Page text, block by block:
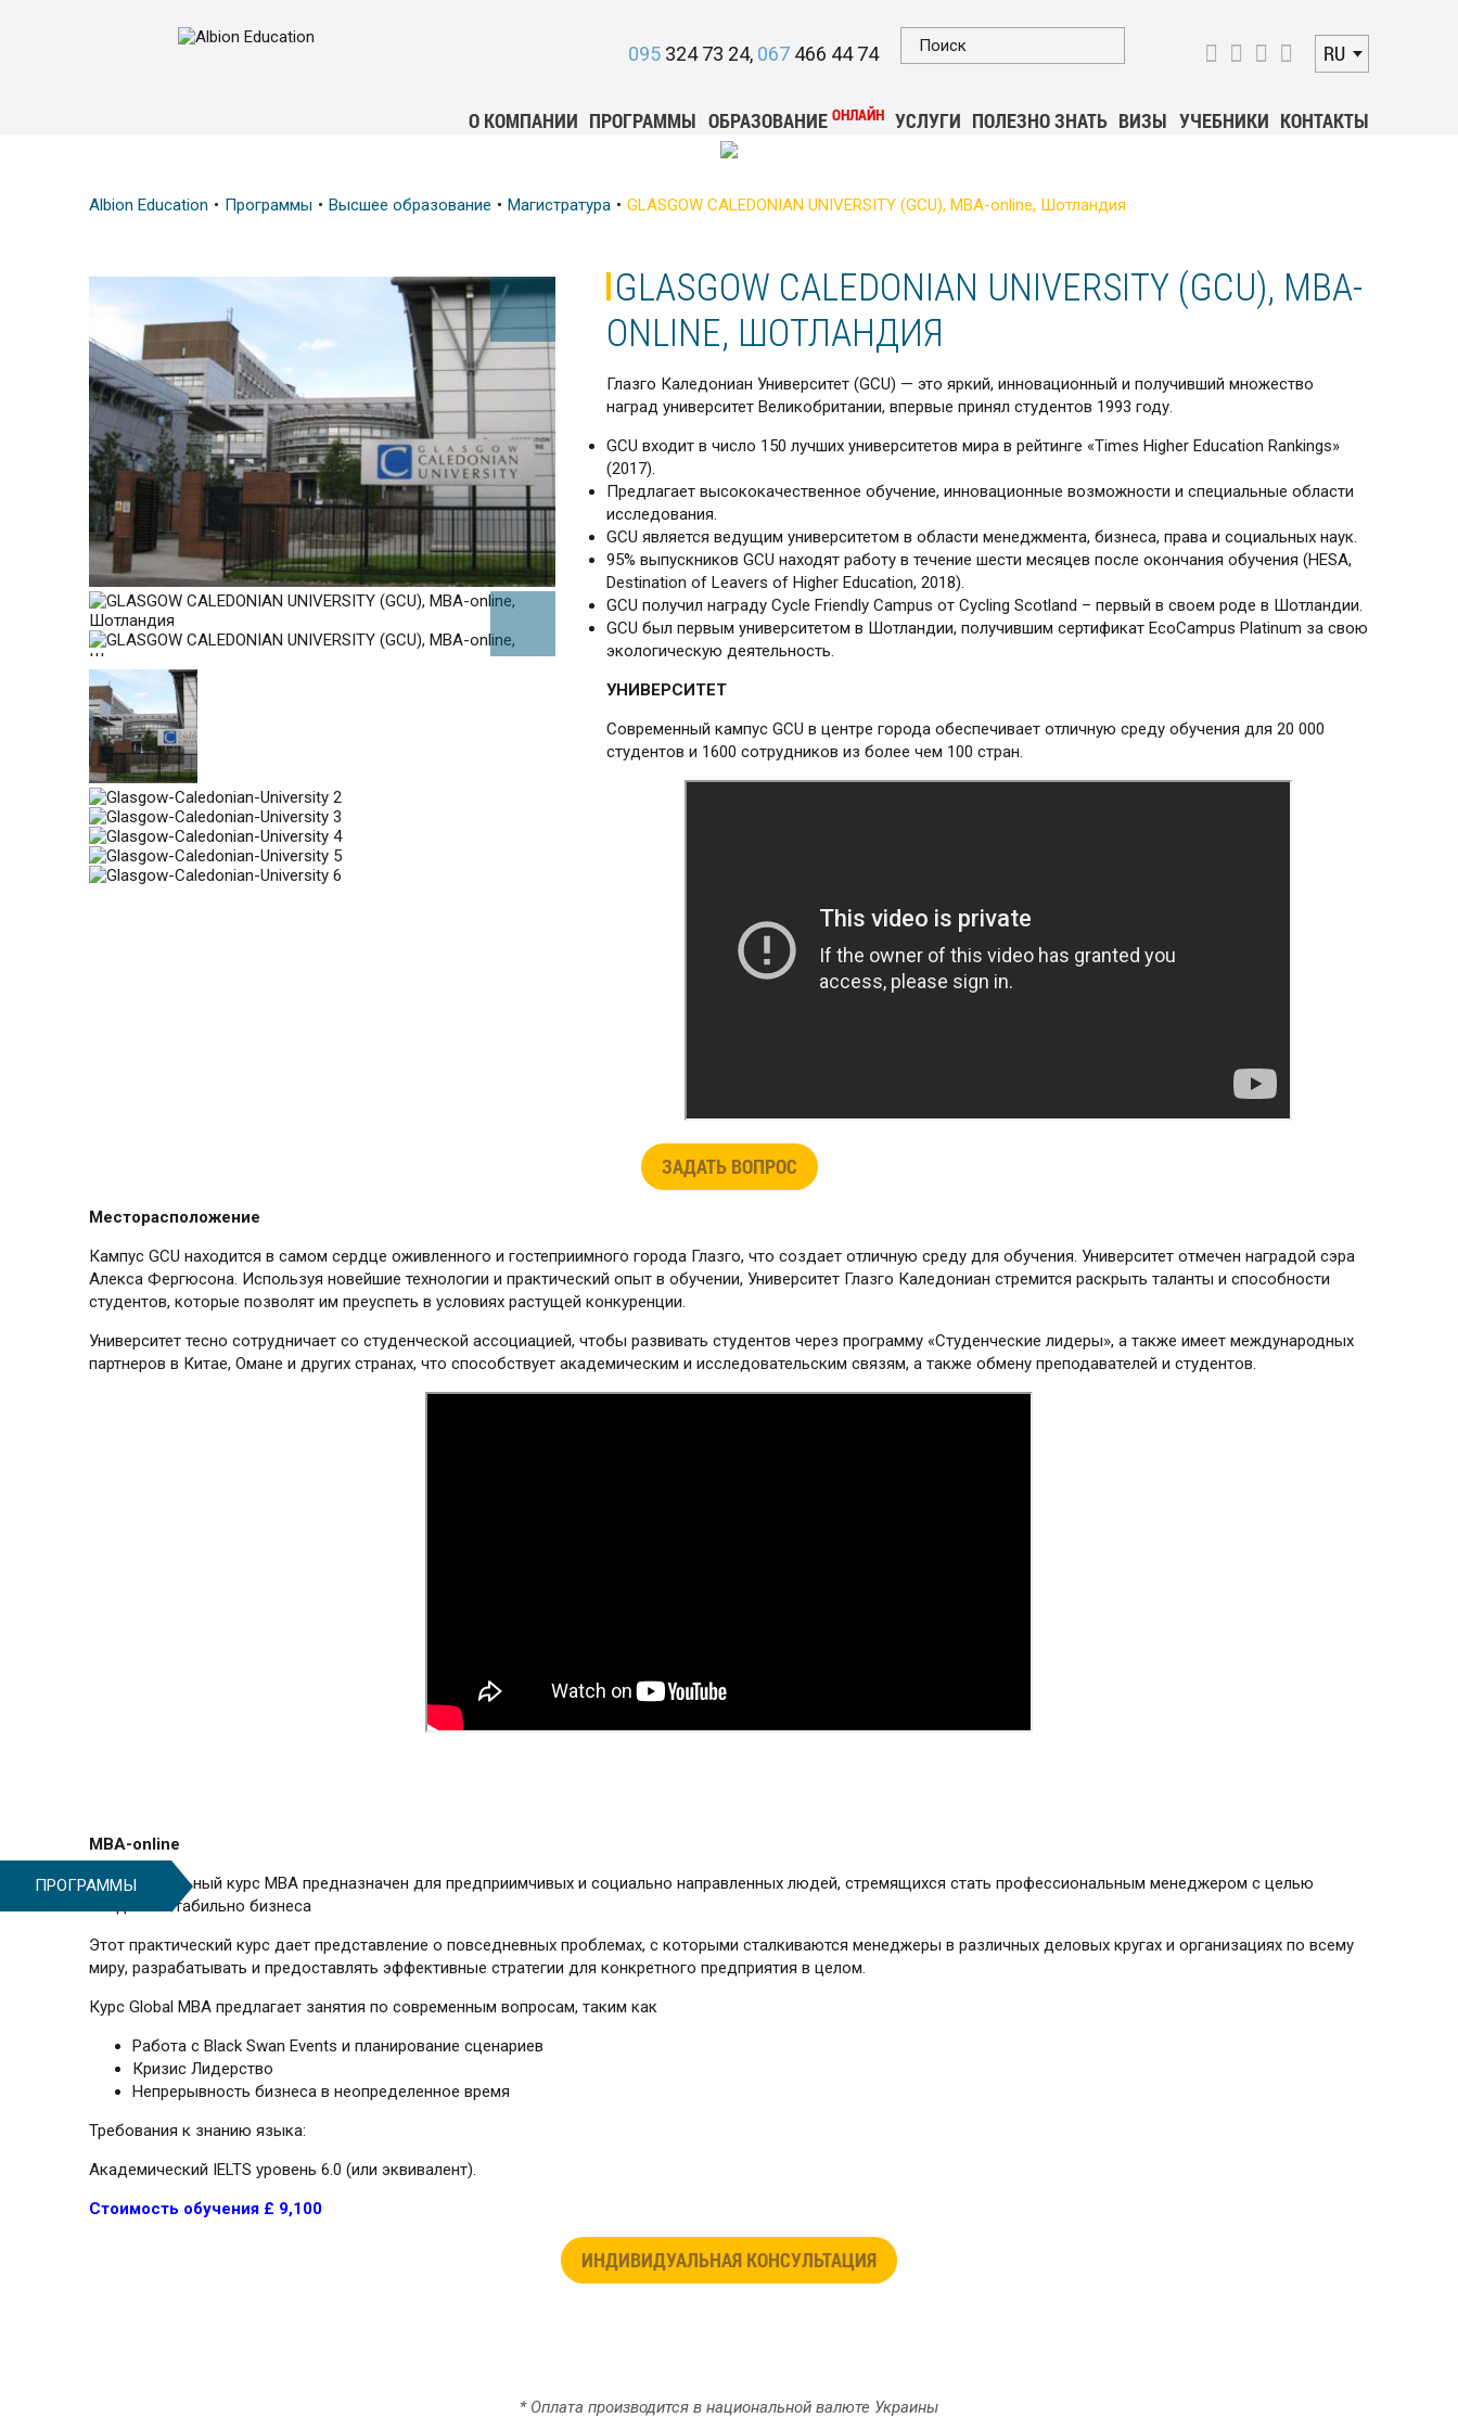
095 324 73 24 067 466 44 74 RU
О КОМПАНИИ ПРОГРАММЫ ОБРАЗОВАНИЕ ОНЛАЙН УСЛУГИ ПОЛЕЗНО ЗНАТЬ ВИЗЫ УЧЕБНИКИ КОНТАКТЫ
Albion Education Программы Высшее образование Магистратура GLASGOW CALEDONIAN UNIVERSITY (GCU), MBA-online, Шотландия
GLASGOW CALEDONIAN UNIVERSITY (GCU), MBA-
ONLINE, ШОТЛАНДИЯ
Глазго Каледониан Университет (GCU) — это яркий, инновационный и получивший множество
наград университет Великобритании, впервые принял студентов 1993 году.
GCU входит в число 150 лучших университетов мира в рейтинге «Times Higher Education Rankings»
(2017).
Предлагает высококачественное обучение, инновационные возможности и специальные области
исследования.
GCU является ведущим университетом в области менеджмента, бизнеса, права и социальных наук.
95% выпускников GCU находят работу в течение шести месяцев после окончания обучения (HESA,
Destination of Leavers of Higher Education, 2018).
GCU получил награду Cycle Friendly Campus от Cycling Scotland – первый в своем роде в Шотландии.
GCU был первым университетом в Шотландии, получившим сертификат EcoCampus Platinum за свою
экологическую деятельность.
УНИВЕРСИТЕТ
Современный кампус GCU в центре города обеспечивает отличную среду обучения для 20 000
студентов и 1600 сотрудников из более чем 100 стран.
ЗАДАТЬ ВОПРОС
Месторасположение
Кампус GCU находится в самом сердце оживленного и гостеприимного города Глазго, что создает отличную среду для обучения. Университет отмечен наградой сэра
Алекса Фергюсона. Используя новейшие технологии и практический опыт в обучении, Университет Глазго Каледониан стремится раскрыть таланты и способности
студентов, которые позволят им преуспеть в условиях растущей конкуренции.
Университет тесно сотрудничает со студенческой ассоциацией, чтобы развивать студентов через программу «Студенческие лидеры», а также имеет международных
партнеров в Китае, Омане и других странах, что способствует академическим и исследовательским связям, а также обмену преподавателей и студентов.
MBA-online
Этот уникальный курс MBA предназначен для предприимчивых и социально направленных людей, стремящихся стать профессиональным менеджером с целью
создания стабильно бизнеса
Этот практический курс дает представление о повседневных проблемах, с которыми сталкиваются менеджеры в различных деловых кругах и организациях по всему
миру, разрабатывать и предоставлять эффективные стратегии для конкретного предприятия в целом.
Курс Global MBA предлагает занятия по современным вопросам, таким как
Работа с Black Swan Events и планирование сценариев
Кризис Лидерство
Непрерывность бизнеса в неопределенное время
Требования к знанию языка:
Академический IELTS уровень 6.0 (или эквивалент).
Стоимость обучения £ 9,100
ИНДИВИДУАЛЬНАЯ КОНСУЛЬТАЦИЯ
* Оплата производится в национальной валюте Украины
ПРОГРАММЫ